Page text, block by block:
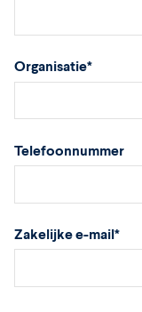
Organisatie*
Telefoonnummer
Zakelijke e-mail*